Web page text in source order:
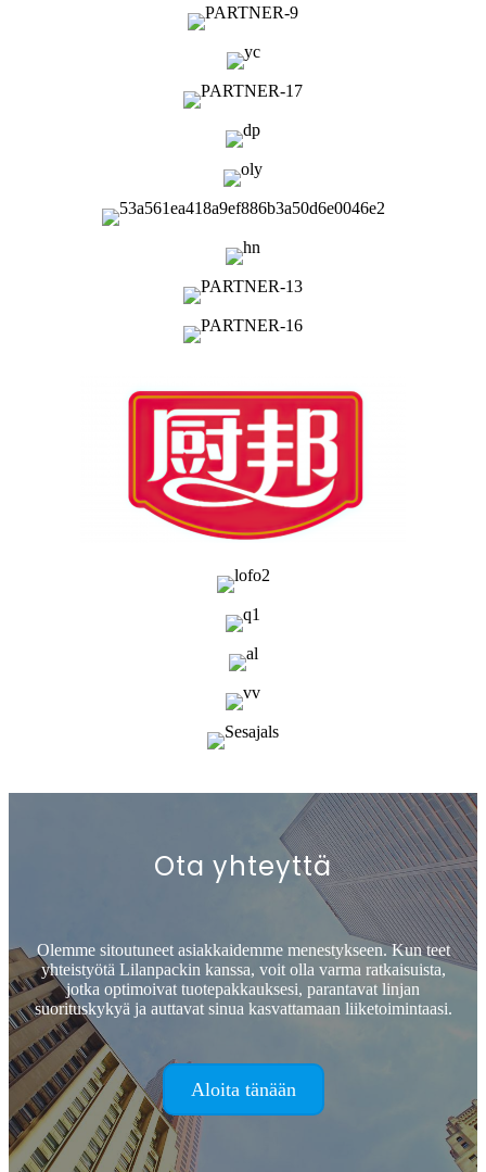
Ota yhteyttä
Olemme sitoutuneet asiakkaidemme menestykseen. Kun teet
yhteistyötä Lilanpackin kanssa, voit olla varma ratkaisuista,
jotka optimoivat tuotepakkauksesi, parantavat linjan
suorituskykyä ja auttavat sinua kasvattamaan liiketoimintaasi.
Aloita tänään